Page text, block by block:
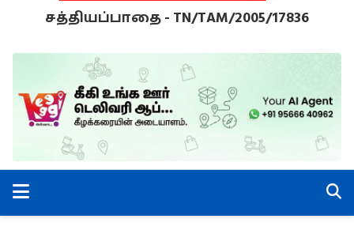
சத்தியப்பாதை - TN/TAM/2005/17836